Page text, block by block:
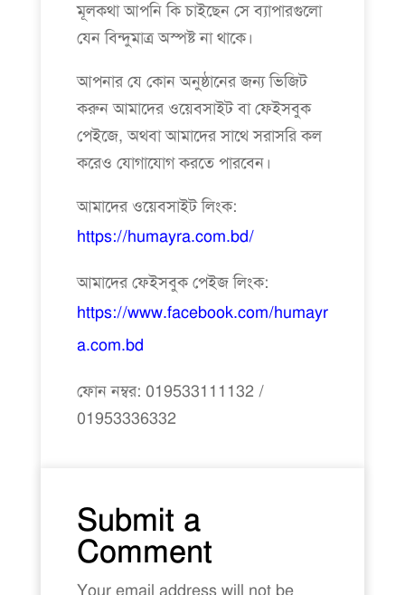
মূলকথা আপনি কি চাইছেন সে ব্যাপারগুলো
যেন বিন্দুমাত্র অস্পষ্ট না থাকে।
আপনার যে কোন অনুষ্ঠানের জন্য ভিজিট
করুন আমাদের ওয়েবসাইট বা ফেইসবুক
পেইজে, অথবা আমাদের সাথে সরাসরি কল
করেও যোগাযোগ করতে পারবেন।
আমাদের ওয়েবসাইট লিংক:
https://humayra.com.bd/
আমাদের ফেইসবুক পেইজ লিংক:
https://www.facebook.com/humayr
a.com.bd
ফোন নম্বর: 019533111132 /
01953336332
Submit a
Comment
Your email address will not be